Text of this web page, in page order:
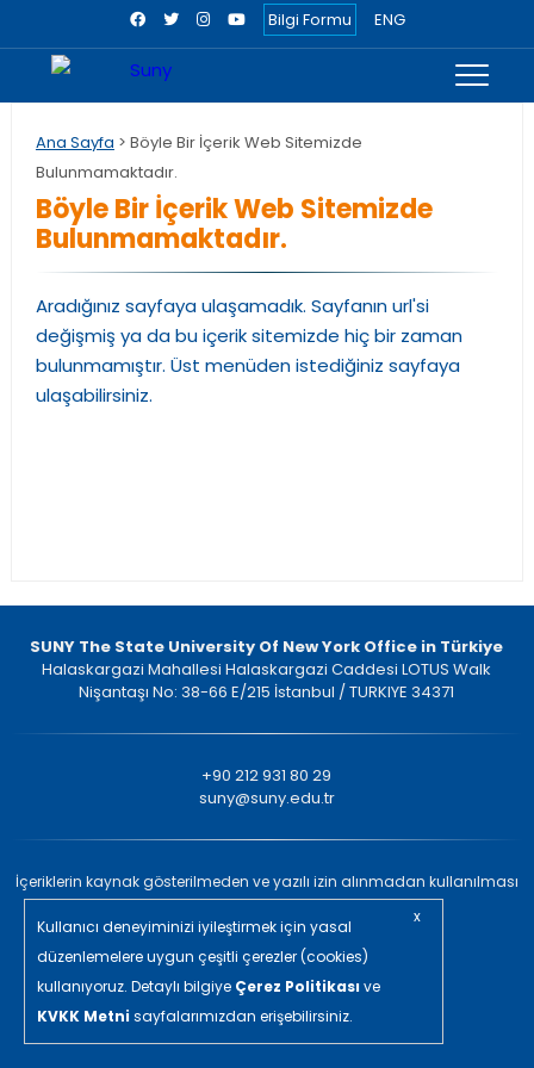
Bilgi Formu ENG
Ana Sayfa > Böyle Bir İçerik Web Sitemizde
Bulunmamaktadır.
Böyle Bir İçerik Web Sitemizde
Bulunmamaktadır.
Aradığınız sayfaya ulaşamadık. Sayfanın url'si
değişmiş ya da bu içerik sitemizde hiç bir zaman
bulunmamıştır. Üst menüden istediğiniz sayfaya
ulaşabilirsiniz.
SUNY The State University Of New York Office in Türkiye
Halaskargazi Mahallesi Halaskargazi Caddesi LOTUS Walk
Nişantaşı No: 38-66 E/215 İstanbul / TURKIYE 34371
+90 212 931 80 29
suny@suny.edu.tr
İçeriklerin kaynak gösterilmeden ve yazılı izin alınmadan kullanılması
yasaktır. © 2022 Tüm Hakları Saklıdır.
in/ajans
Kullanıcı deneyiminizi iyileştirmek için yasal
düzenlemelere uygun çeşitli çerezler (cookies)
kullanıyoruz. Detaylı bilgiye Çerez Politikasıve
KVKK Metnisayfalarımızdan erişebilirsiniz.
x